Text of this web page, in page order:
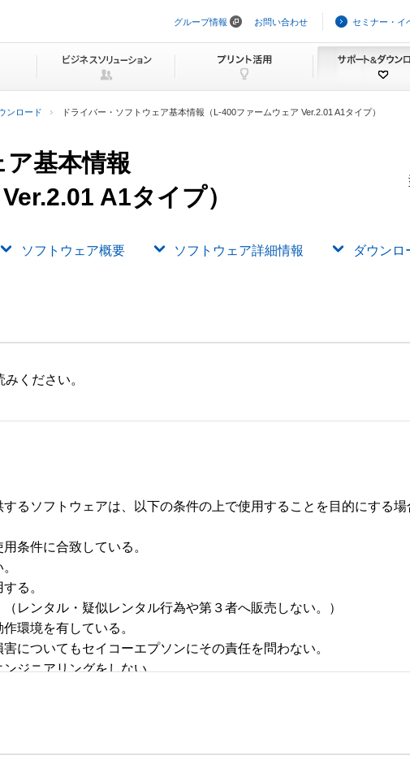
ビ
ョ
を
グループ情報 お問い合わせ セミナー・イ
ンロード ドライバー・ソフトウェア基本情報（L-400ファームウェア Ver.2.01 A1タイプ）
ア基本情報
A1タイプ）
ソフトウェア概要 ソフトウェア詳細情報 ダウンロ
ください。
るソフトウェアは、以下の条件の上で使用することを目的にする
条件に合致している。
る。
レンタル・疑似レンタル行為や第３者へ販売しない。）
環境を有している。
についてもセイコーエプソンにその責任を問わない。
ンジニアリングをしない。